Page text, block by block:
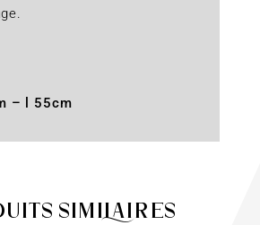
– l 55cm
similaires